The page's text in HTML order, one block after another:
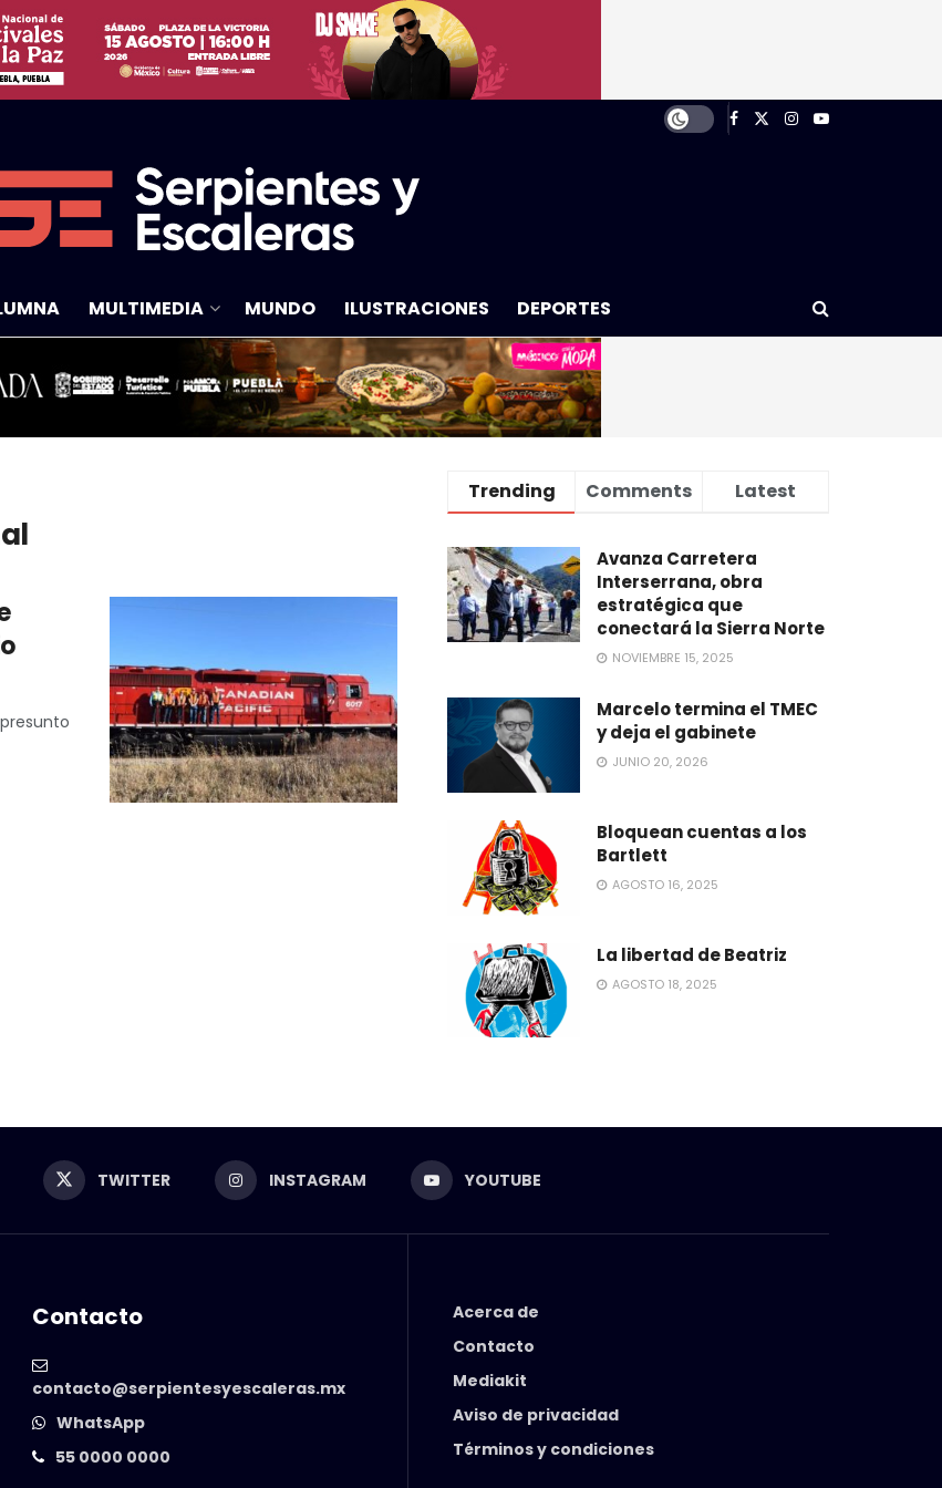
MULTIMEDIA MUNDO ILUSTRACIONES DEPORTES
Trending Comments Latest
Avanza Carretera
Interserrana, obra
estratégica que
conectará la Sierra Norte
NOVIEMBRE 15, 2025
Marcelo termina el TMEC
y deja el gabinete
JUNIO 20, 2026
Bloquean cuentas a los
Bartlett
AGOSTO 16, 2025
La libertad de Beatriz
AGOSTO 18, 2025
TWITTER INSTAGRAM YOUTUBE
Contacto
contacto@serpientesyescaleras.mx
WhatsApp
55 0000 0000
Acerca de
Contacto
Mediakit
Aviso de privacidad
Términos y condiciones